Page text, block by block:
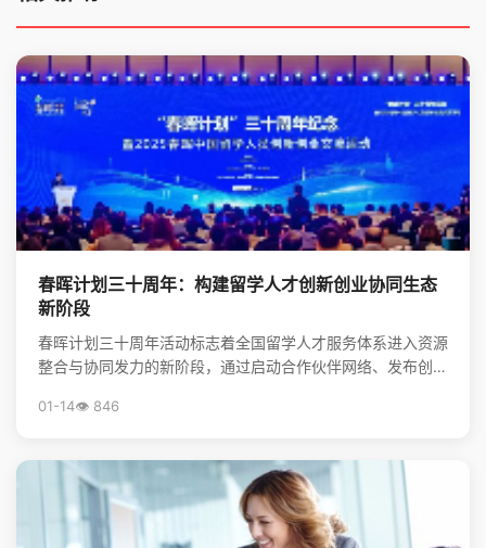
春晖计划三十周年：构建留学人才创新创业协同生态
新阶段
春晖计划三十周年活动标志着全国留学人才服务体系进入资源
整合与协同发力的新阶段，通过启动合作伙伴网络、发布创新
01-14👁️ 846